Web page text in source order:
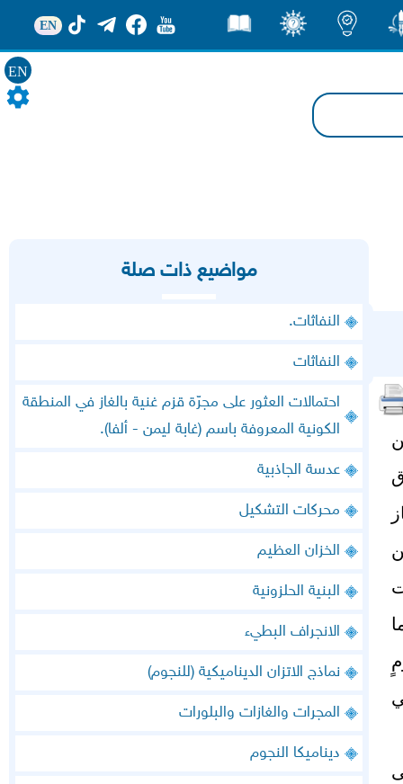
EN
EN
مواضيع ذات صلة
النفاثات.
النفاثات
احتمالات العثور على مجرّة قزم غنية بالغاز في المنطقة
الكونية المعروفة باسم (غابة ليمن - ألفا).
عدسة الجاذبية
محركات التشكيل
الخزان العظيم
البنية الحلزونية
الانجراف البطيء
نماذج الاتزان الديناميكية (للنجوم)
المجرات والغازات والبلورات
ديناميكا النجوم